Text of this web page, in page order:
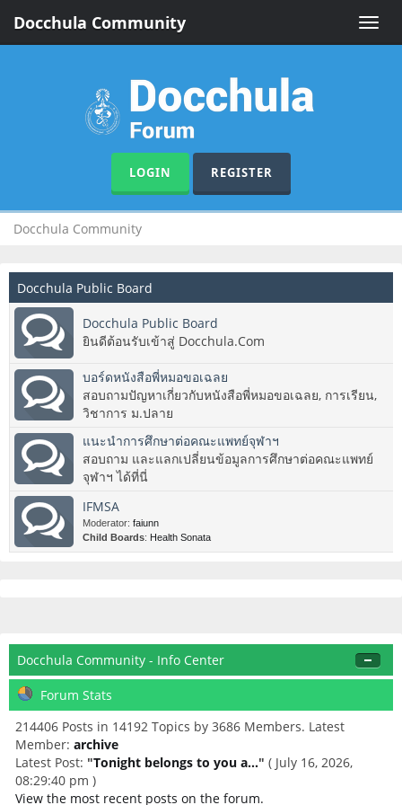
Toggle
Docchula Community
LOGIN REGISTER
Docchula Community
Docchula Public Board
Docchula Public Board
ยินดีต้อนรับเข้าสู่ Docchula.Com
บอร์ดหนังสือพี่หมอขอเฉลย
สอบถามปัญหาเกี่ยวกับหนังสือพี่หมอขอเฉลย, การเรียน,
วิชาการ ม.ปลาย
แนะนำการศึกษาต่อคณะแพทย์จุฬาฯ
สอบถาม และแลกเปลี่ยนข้อมูลการศึกษาต่อคณะแพทย์
จุฬาฯ ได้ที่นี่
IFMSA
Moderator: faiunn
Child Boards: Health Sonata
Docchula Community - Info Center
Forum Stats
214406 Posts in 14192 Topics by 3686 Members. Latest
Member: archive
Latest Post: "Tonight belongs to you a..." ( July 16, 2026,
08:29:40 pm )
View the most recent posts on the forum.